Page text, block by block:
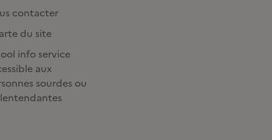
contacter
du site
info service
aux
sourdes ou